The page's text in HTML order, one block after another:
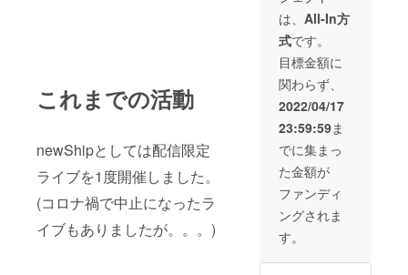
これまでの活動
newShipとしては配信限定
ライブを1度開催しました。
(コロナ禍で中止になったラ
イブもありましたが。。。)
業名や商品名]を
ご記入くださ
い。 常識の範囲
内のお名前でお
願い致します。
下ネタなどはご
遠慮下さい。 ま
等の配布権利も
付きます。
「「フライヤー
や配布物は必ず
当日に間に合う
様にお送り下さ
い(送料は負担願
います)」
は、 All-In方
式です。
目標金額に
関わらず、
2022/04/17
23:59:59ま
でに集まっ
た金額が
ファンディ
ングされま
す。